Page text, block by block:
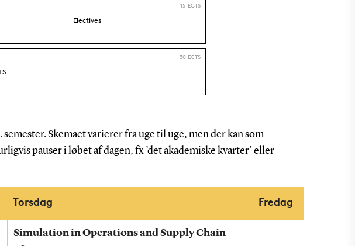
Skemaet varierer fra uge til uge, men der kan som
pauser i løbet af dagen, fx ’det akademiske kvarter’ eller
Torsdag Fredag
Simulation in Operations and Supply Chain